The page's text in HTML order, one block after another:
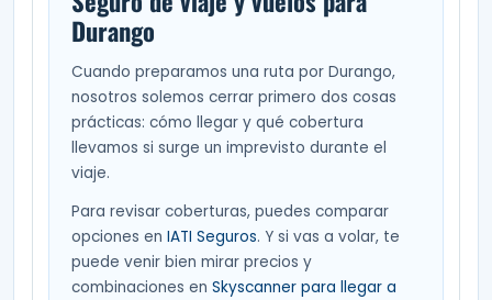
Durango
Cuando preparamos una ruta por Durango,
nosotros solemos cerrar primero dos cosas
prácticas: cómo llegar y qué cobertura
llevamos si surge un imprevisto durante el
viaje.
Para revisar coberturas, puedes comparar
opciones en IATI Seguros. Y si vas a volar, te
puede venir bien mirar precios y
combinaciones en Skyscanner para llegar a